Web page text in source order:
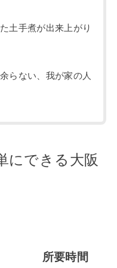
土手煮が出来上がり
らない、我が家の人
にできる大阪
所要時間